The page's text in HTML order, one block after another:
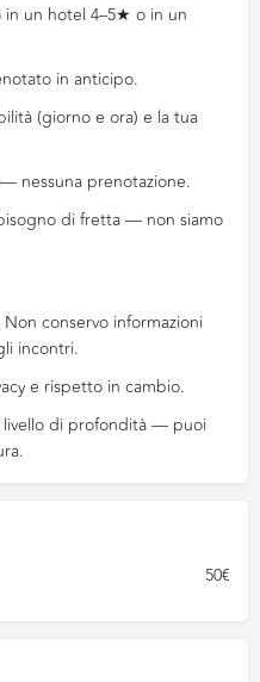
in un hotel 4–5★ o in un
in anticipo.
(giorno e ora) e la tua
nessuna prenotazione.
di fretta — non siamo
conservo informazioni
incontri.
e rispetto in cambio.
livello di profondità — puoi
50€